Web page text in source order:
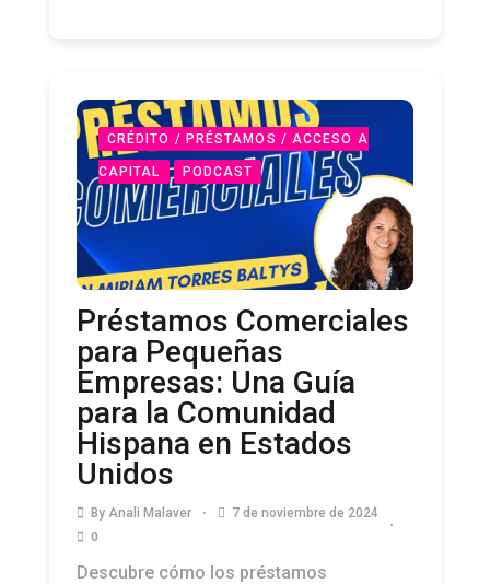
CRÉDITO / PRÉSTAMOS / ACCESO A
CAPITAL PODCAST
Préstamos Comerciales
para Pequeñas
Empresas: Una Guía
para la Comunidad
Hispana en Estados
Unidos
By Anali Malaver
7 de noviembre de 2024
0
Descubre cómo los préstamos